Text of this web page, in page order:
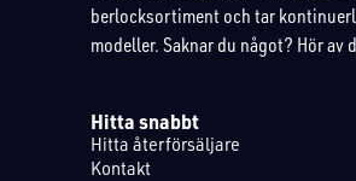
berlocksortiment och tar
modeller. Saknar du något? Hör av
Hitta snabbt
Hitta återförsäljare
Kontakt